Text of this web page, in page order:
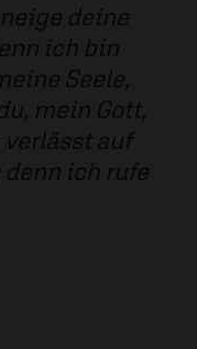
neige deine
ich bin
Seele,
mein Gott,
auf
ich rufe